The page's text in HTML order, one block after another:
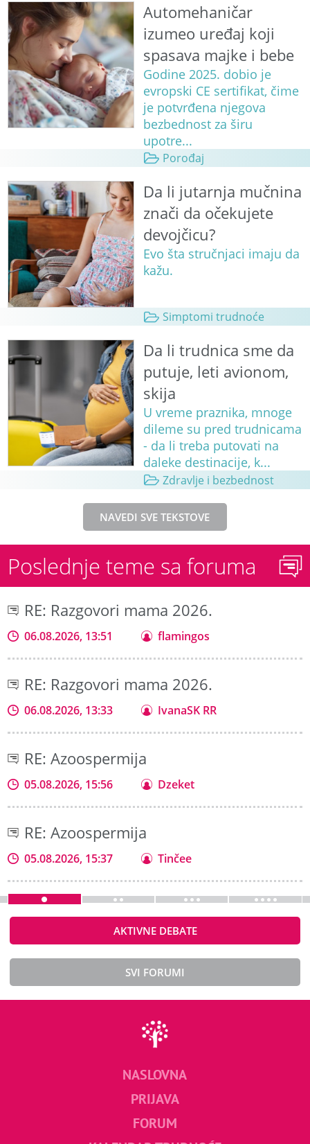
Automehaničar
izumeo uređaj koji
spasava majke i bebe
Godine 2025. dobio je
evropski CE sertifikat, čime
je potvrđena njegova
bezbednost za širu
upotre...
Porođaj
Da li jutarnja mučnina
znači da očekujete
devojčicu?
Evo šta stručnjaci imaju da
kažu.
Simptomi trudnoće
Da li trudnica sme da
putuje, leti avionom,
skija
U vreme praznika, mnoge
dileme su pred trudnicama
- da li treba putovati na
daleke destinacije, k...
Zdravlje i bezbednost
NAVEDI SVE TEKSTOVE
Poslednje teme sa foruma
RE: Razgovori mama 2026.
06.08.2026, 13:51 flamingos
RE: Razgovori mama 2026.
06.08.2026, 13:33 IvanaSK RR
RE: Azoospermija
05.08.2026, 15:56 Dzeket
RE: Azoospermija
05.08.2026, 15:37 Tinčee
AKTIVNE DEBATE
SVI FORUMI
NASLOVNA
PRIJAVA
FORUM